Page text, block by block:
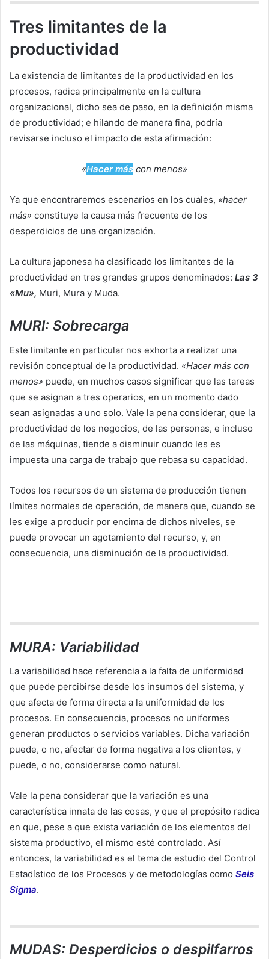
Tres limitantes de la
productividad
La existencia de limitantes de la productividad en los
procesos, radica principalmente en la cultura
organizacional, dicho sea de paso, en la definición misma
de productividad; e hilando de manera fina, podría
revisarse incluso el impacto de esta afirmación:
«Hacer más con menos»
Ya que encontraremos escenarios en los cuales, «hacer
más» constituye la causa más frecuente de los
desperdicios de una organización.
La cultura japonesa ha clasificado los limitantes de la
productividad en tres grandes grupos denominados: Las 3
«Mu», Muri, Mura y Muda.
MURI: Sobrecarga
Este limitante en particular nos exhorta a realizar una
revisión conceptual de la productividad. «Hacer más con
menos» puede, en muchos casos significar que las tareas
que se asignan a tres operarios, en un momento dado
sean asignadas a uno solo. Vale la pena considerar, que la
productividad de los negocios, de las personas, e incluso
de las máquinas, tiende a disminuir cuando les es
impuesta una carga de trabajo que rebasa su capacidad.
Todos los recursos de un sistema de producción tienen
límites normales de operación, de manera que, cuando se
les exige a producir por encima de dichos niveles, se
puede provocar un agotamiento del recurso, y, en
consecuencia, una disminución de la productividad.
MURA: Variabilidad
La variabilidad hace referencia a la falta de uniformidad
que puede percibirse desde los insumos del sistema, y
que afecta de forma directa a la uniformidad de los
procesos. En consecuencia, procesos no uniformes
generan productos o servicios variables. Dicha variación
puede, o no, afectar de forma negativa a los clientes, y
puede, o no, considerarse como natural.
Vale la pena considerar que la variación es una
característica innata de las cosas, y que el propósito radica
en que, pese a que exista variación de los elementos del
sistema productivo, el mismo esté controlado. Así
entonces, la variabilidad es el tema de estudio del Control
Estadístico de los Procesos y de metodologías como Seis
Sigma.
MUDAS: Desperdicios o despilfarros